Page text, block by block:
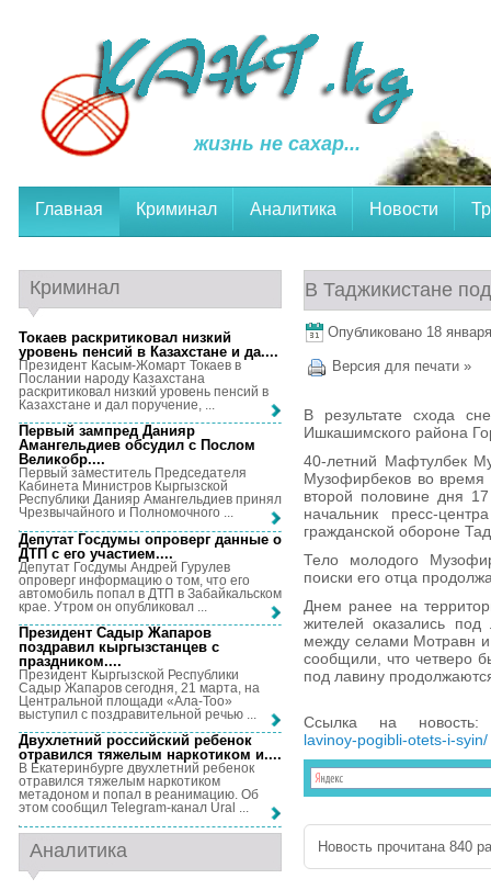
жизнь не сахар...
Главная Криминал Аналитика Новости
В Таджикистане
Опубликовано 18
Версия для печати »
В результате схода
Ишкашимского района
40-летний Мафтулбек
Музофирбеков во время
второй половине дня
начальник пресс-
гражданской обороне
Тело молодого
поиски его отца
Днем ранее на
жителей оказались
между селами Мотравн
сообщили, что четверо
под лавину
Ссылка на
lavinoy-pogibli-otets-i-syin/
Новость прочитана 840
Криминал
Токаев раскритиковал низкий
уровень пенсий в Казахстане и да....
Президент Касым-Жомарт Токаев в
Послании народу Казахстана
раскритиковал низкий уровень пенсий в
Казахстане и дал поручение, ...
Первый зампред Данияр
Амангельдиев обсудил с Послом
Великобр....
Первый заместитель Председателя
Кабинета Министров Кыргызской
Республики Данияр Амангельдиев принял
Чрезвычайного и Полномочного ...
Депутат Госдумы опроверг данные о
ДТП с его участием....
Депутат Госдумы Андрей Гурулев
опроверг информацию о том, что его
автомобиль попал в ДТП в Забайкальском
крае. Утром он опубликовал ...
Президент Садыр Жапаров
поздравил кыргызстанцев с
праздником....
Президент Кыргызской Республики
Садыр Жапаров сегодня, 21 марта, на
Центральной площади «Ала-Тоо»
выступил с поздравительной речью ...
Двухлетний российский ребенок
отравился тяжелым наркотиком и....
В Екатеринбурге двухлетний ребенок
отравился тяжелым наркотиком
метадоном и попал в реанимацию. Об
этом сообщил Telegram-канал Ural ...
Аналитика